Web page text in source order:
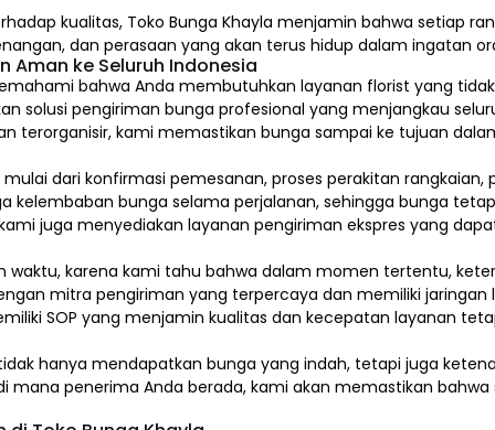
kualitas, Toko Bunga Khayla menjamin bahwa setiap
dan perasaan yang akan terus hidup dalam ingatan
Aman ke Seluruh Indonesia
bahwa Anda membutuhkan layanan florist yang
solusi pengiriman bunga profesional yang menjangkau
terorganisir, kami memastikan bunga sampai ke tujuan
dari konfirmasi pemesanan, proses perakitan
kelembaban bunga selama perjalanan, sehingga bunga
juga menyediakan layanan pengiriman ekspres yang
karena kami tahu bahwa dalam momen tertentu,
mitra pengiriman yang terpercaya dan memiliki jaringan
SOP yang menjamin kualitas dan kecepatan layanan
hanya mendapatkan bunga yang indah, tetapi juga
mana penerima Anda berada, kami akan memastikan